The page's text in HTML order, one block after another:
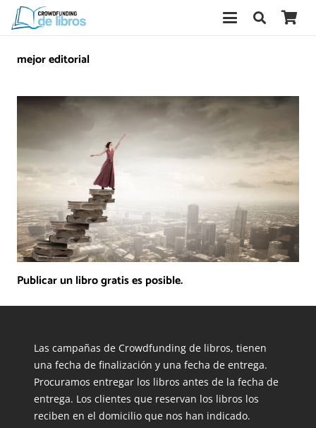
mejor editorial
Publicar un libro gratis es posible.
Las campañas de Crowdfunding de libros, tienen
una fecha de finalización y una fecha de entrega.
Procuramos entregar los libros antes de la fecha de
entrega. Los clientes que reservan los libros los
reciben en el domicilio que nos han indicado.